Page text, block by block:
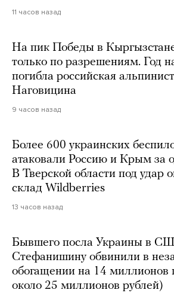
11 часов назад
На пик Победы в Кыргызстане
только по разрешениям. Год
погибла российская
Наговицина
9 часов назад
Более 600 украинских
атаковали Россию и Крым за
В Тверской области под удар
склад Wildberries
13 часов назад
Бывшего посла Украины в
Стефанишину обвинили в
обогащении на 14 миллионов
около 25 миллионов рублей)